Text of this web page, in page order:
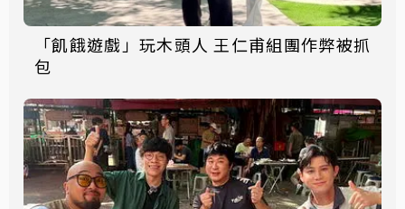
「飢餓遊戲」玩木頭人 王仁甫組團作弊被抓
包